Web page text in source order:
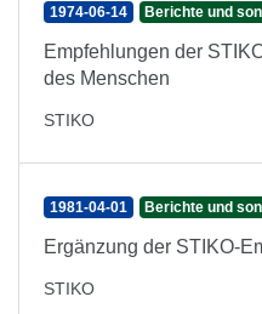
1974-06-14 Berichte und
Empfehlungen der
des Menschen
STIKO
1981-04-01 Berichte und
Ergänzung der STIKO-
STIKO